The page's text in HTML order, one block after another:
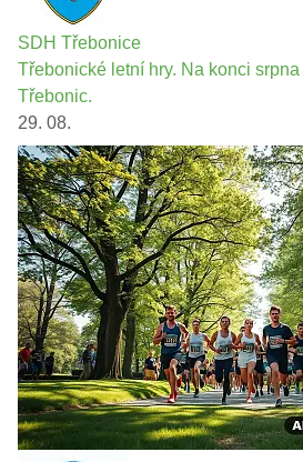
SDH Třebonice
Třebonické letní hry. Na konci
Třebonic.
29. 08.